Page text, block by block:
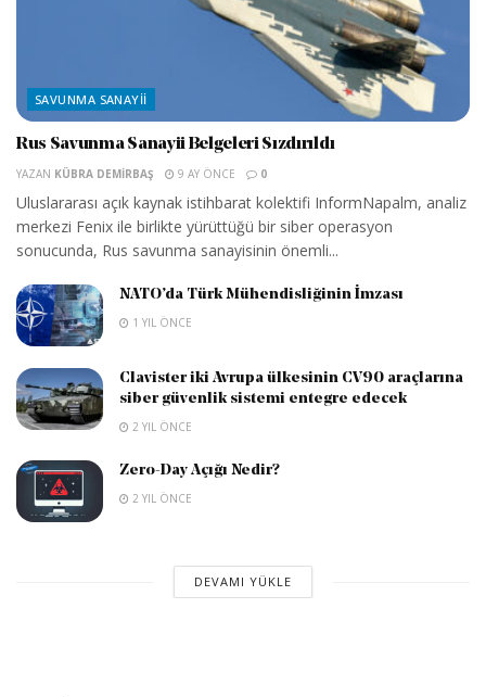
SAVUNMA SANAYII
Rus Savunma Sanayii Belgeleri Sızdırıldı
YAZAN KÜBRA DEMIRBAŞ 9 AY ÖNCE 0
Uluslararası açık kaynak istihbarat kolektifi InformNapalm, analiz
merkezi Fenix ile birlikte yürüttüğü bir siber operasyon
sonucunda, Rus savunma sanayisinin önemli...
NATO’da Türk Mühendisliğinin İmzası
1 YIL ÖNCE
Clavister iki Avrupa ülkesinin CV90 araçlarına
siber güvenlik sistemi entegre edecek
2 YIL ÖNCE
Zero-Day Açığı Nedir?
2 YIL ÖNCE
DEVAMI YÜKLE